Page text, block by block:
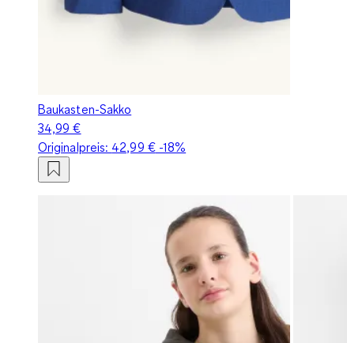
Baukasten-Sakko
34,99 €
Originalpreis: 42,99 €-18%